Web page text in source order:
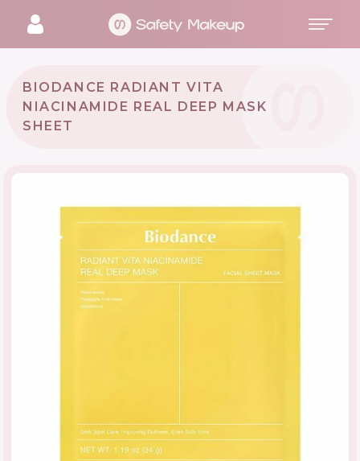
BIODANCE RADIANT VITA
NIACINAMIDE REAL DEEP MASK
SHEET